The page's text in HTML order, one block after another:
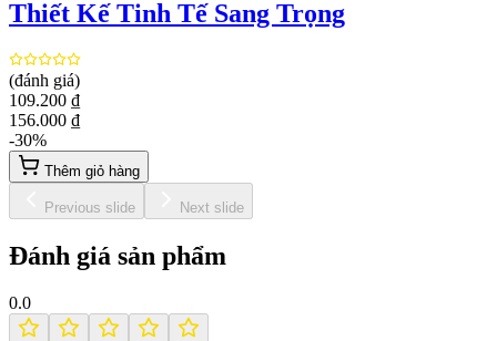
Thiết Kế Tinh Tế Sang Trọng
(đánh giá)
109.200 ₫
156.000 ₫
-30%
Thêm giỏ hàng
Previous slide Next slide
Đánh giá sản phẩm
0.0